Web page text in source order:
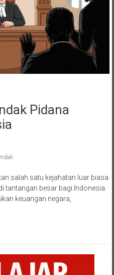
Pidana
salah satu kejahatan luar biasa
tantangan besar bagi Indonesia.
keuangan negara,